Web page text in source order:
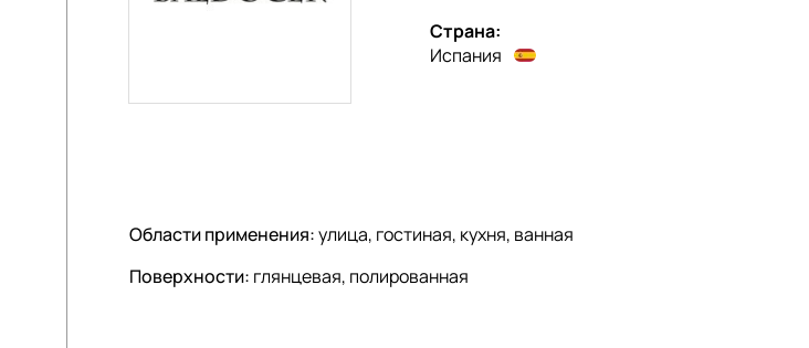
Страна:
Испания
Области применения:улица, гостиная, кухня, ванная
Поверхности: глянцевая, полированная